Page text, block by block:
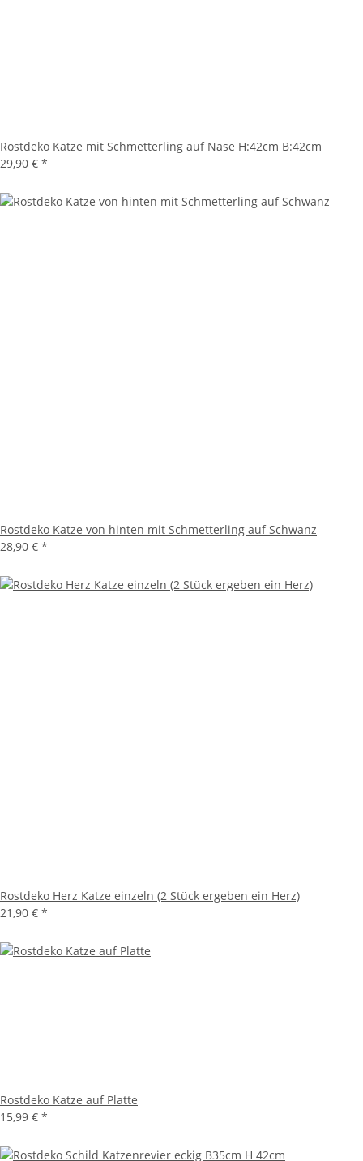
Rostdeko Katze mit Schmetterling auf Nase H:42cm B:42cm
29,90 € *
Rostdeko Katze von hinten mit Schmetterling auf Schwanz
28,90 € *
Rostdeko Herz Katze einzeln (2 Stück ergeben ein Herz)
21,90 € *
Rostdeko Katze auf Platte
15,99 € *